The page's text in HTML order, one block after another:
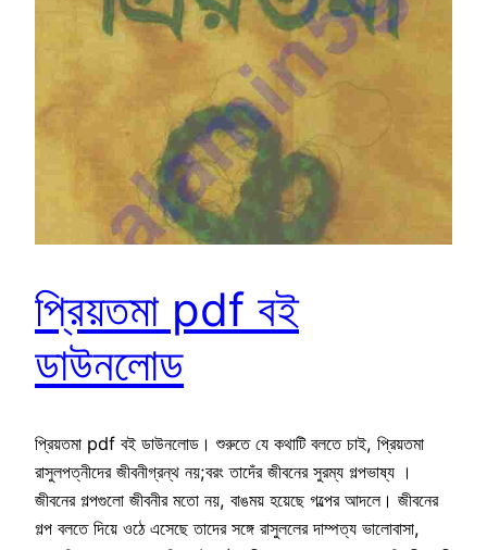
প্রিয়তমা pdf বই
ডাউনলোড
প্রিয়তমা pdf বই ডাউনলোড। শুরুতে যে কথাটি বলতে চাই, প্রিয়তমা
রাসুলপত্নীদের জীবনীগ্রন্থ নয়;বরং তাদেঁর জীবনের সুরম্য গল্পভাষ্য ।
জীবনের গল্পগুলো জীবনীর মতো নয়, বাঙময় হয়েছে গল্পের আদলে। জীবনের
গল্প বলতে দিয়ে ওঠে এসেছে তাদের সঙ্গে রাসুললের দাম্পত্য ভালোবাসা,